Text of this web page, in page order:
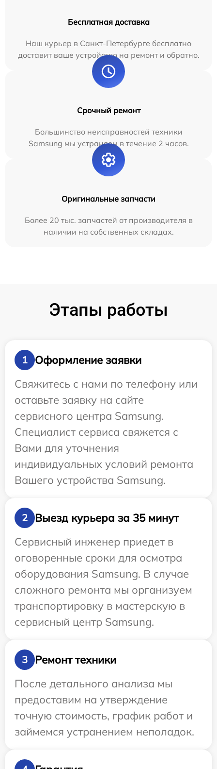
Бесплатная доставка
Наш курьер в Санкт-Петербурге бесплатно
доставит ваше устройство на ремонт и обратно.
Срочный ремонт
Большинство неисправностей техники
Samsung мы устраняем в течение 2 часов.
Оригинальные запчасти
Более 20 тыс. запчастей от производителя в
наличии на собственных складах.
Этапы работы
1
Оформление заявки
Свяжитесь с нами по телефону или
оставьте заявку на сайте
сервисного центра Samsung.
Специалист сервиса свяжется с
Вами для уточнения
индивидуальных условий ремонта
Вашего устройства Samsung.
2
Выезд курьера за 35 минут
Сервисный инженер приедет в
оговоренные сроки для осмотра
оборудования Samsung. В случае
сложного ремонта мы организуем
транспортировку в мастерскую в
сервисный центр Samsung.
3
Ремонт техники
После детального анализа мы
предоставим на утверждение
точную стоимость, график работ и
займемся устранением неполадок.